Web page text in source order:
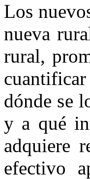
Los
nueva
rural,
dónde se
y a qué
adquiere
efectivo